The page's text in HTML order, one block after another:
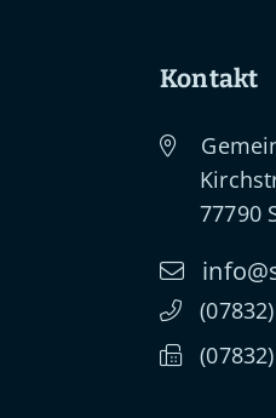
Kontakt
77790
(078
(078